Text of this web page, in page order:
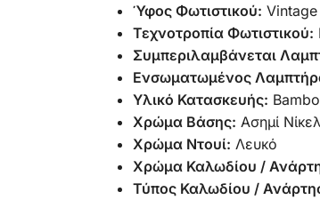
Ύφος Φωτιστικού: Vintage
Τεχνοτροπία Φωτιστικού:
Συμπεριλαμβάνεται
Ενσωματωμένος
Υλικό Κατασκευής:
Χρώμα Βάσης: Ασημί
Χρώμα Ντουί: Λευκό
Χρώμα Καλωδίου /
Τύπος Καλωδίου /